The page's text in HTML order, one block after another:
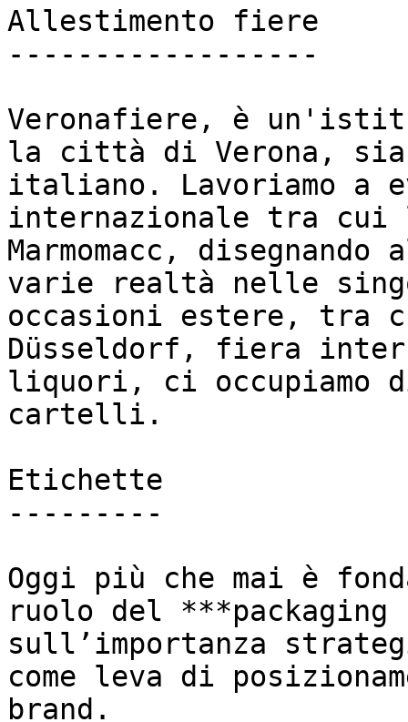
Allestimento fiere
------------------
Veronafiere, è
la città di Verona,
italiano. Lavoriamo a
internazionale tra
Marmomacc,
varie realtà nelle
occasioni estere, tra
Düsseldorf, fiera
liquori, ci occupiamo
cartelli.
Etichette
---------
Oggi più che mai è
ruolo del
sull’importanza
come leva di
brand.